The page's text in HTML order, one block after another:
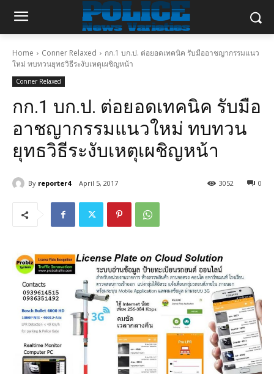
Home Conner Relaxed
กก.1 บก.ป. ต่อยอดเทคนิค รับมืออาชญากรรมแนว
ใหม่ ทบทวนยุทธวิธีระงับเหตุเผชิญหน้า
Conner Relaxed
กก.1 บก.ป. ต่อยอดเทคนิค รับมือ
อาชญากรรมแนวใหม่ ทบทวน
ยุทธวิธีระงับเหตุเผชิญหน้า
By reporter4 April 5, 2017 0
3052